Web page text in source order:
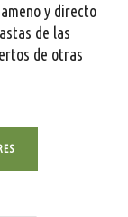
y directo
de las
de otras